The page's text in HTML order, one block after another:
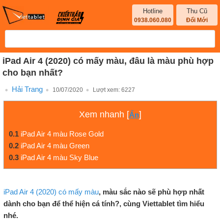
Hotline
0938.060.080
Thu Cũ
Đổi Mới
iPad Air 4 (2020) có mấy màu, đâu là màu phù hợp
cho bạn nhất?
Hải Trang 10/07/2020 Lượt xem: 6227
Xem nhanh [Ẩn]
0.1 iPad Air 4 màu Rose Gold
0.2 iPad Air 4 màu Green
0.3 iPad Air 4 màu Sky Blue
iPad Air 4 (2020) có mấy màu, màu sắc nào sẽ phù hợp nhất
dành cho bạn để thể hiện cá tính?, cùng Viettablet tìm hiểu
nhé.